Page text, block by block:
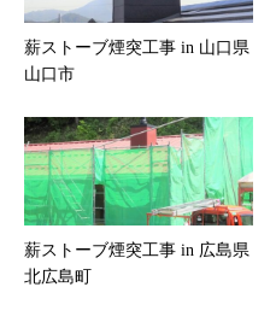
薪ストーブ煙突工事 in 山口県
山口市
薪ストーブ煙突工事 in 広島県
北広島町